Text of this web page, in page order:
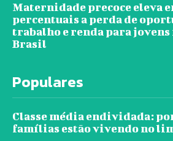
Maternidade precoce eleva
percentuais a perda de
trabalho e renda para
Brasil
Populares
Classe média endividada:
famílias estão vivendo no